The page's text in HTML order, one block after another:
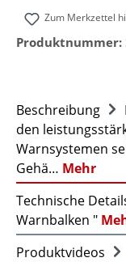
Zum Merkzettel
Produktnummer:
Beschreibung
den
Warnsystemen
Gehä… Mehr
Technische
Warnbalken "
Produktvideos